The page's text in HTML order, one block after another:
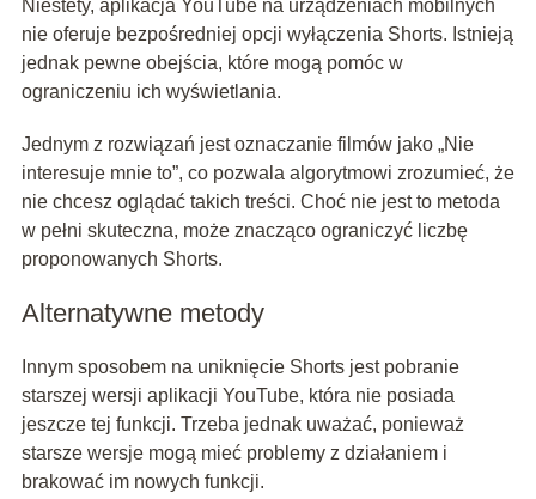
Niestety, aplikacja YouTube na urządzeniach mobilnych
nie oferuje bezpośredniej opcji wyłączenia Shorts. Istnieją
jednak pewne obejścia, które mogą pomóc w
ograniczeniu ich wyświetlania.
Jednym z rozwiązań jest oznaczanie filmów jako „Nie
interesuje mnie to”, co pozwala algorytmowi zrozumieć, że
nie chcesz oglądać takich treści. Choć nie jest to metoda
w pełni skuteczna, może znacząco ograniczyć liczbę
proponowanych Shorts.
Alternatywne metody
Innym sposobem na uniknięcie Shorts jest pobranie
starszej wersji aplikacji YouTube, która nie posiada
jeszcze tej funkcji. Trzeba jednak uważać, ponieważ
starsze wersje mogą mieć problemy z działaniem i
brakować im nowych funkcji.